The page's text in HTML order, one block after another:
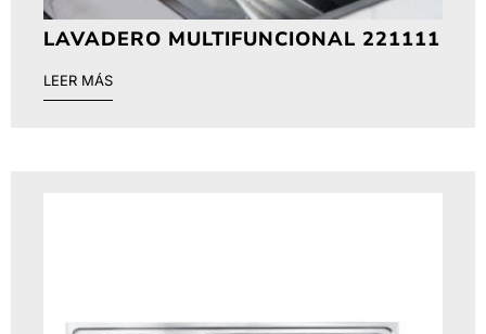
LAVADERO MULTIFUNCIONAL 221111
LEER MÁS